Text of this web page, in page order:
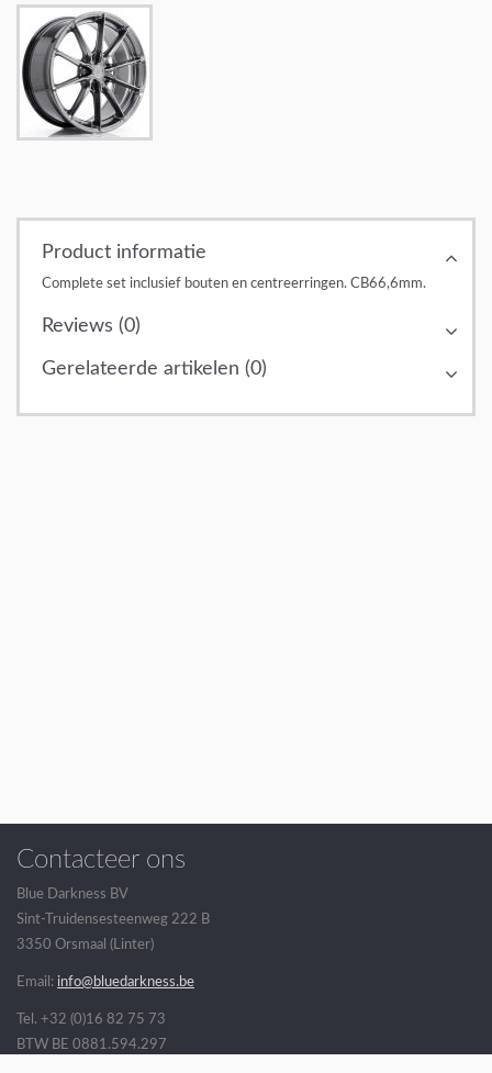
Product informatie
Complete set inclusief bouten en centreerringen. CB66,6mm.
Reviews (0)
Gerelateerde artikelen (0)
Contacteer ons
Blue Darkness BV
Sint-Truidensesteenweg 222 B
3350 Orsmaal (Linter)
Email: info@bluedarkness.be
Tel. +32 (0)16 82 75 73
BTW BE 0881.594.297